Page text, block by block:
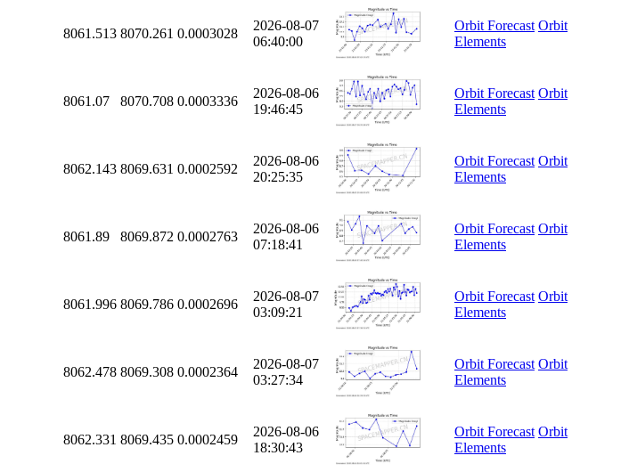
8061.513 8070.261 0.0003028
2026-08-07
06:40:00
Orbit Forecast Orbit
Elements
8061.07 8070.708 0.0003336
2026-08-06
19:46:45
Orbit Forecast Orbit
Elements
8062.143 8069.631 0.0002592
2026-08-06
20:25:35
Orbit Forecast Orbit
Elements
8061.89 8069.872 0.0002763
2026-08-06
07:18:41
Orbit Forecast Orbit
Elements
8061.996 8069.786 0.0002696
2026-08-07
03:09:21
Orbit Forecast Orbit
Elements
8062.478 8069.308 0.0002364
2026-08-07
03:27:34
Orbit Forecast Orbit
Elements
8062.331 8069.435 0.0002459
2026-08-06
18:30:43
Orbit Forecast Orbit
Elements